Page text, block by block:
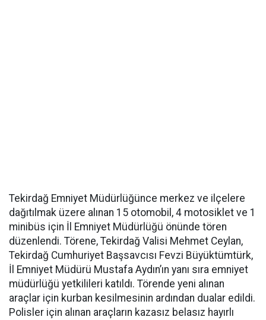
Tekirdağ Emniyet Müdürlüğünce merkez ve ilçelere
dağıtılmak üzere alınan 15 otomobil, 4 motosiklet ve 1
minibüs için İl Emniyet Müdürlüğü önünde tören
düzenlendi. Törene, Tekirdağ Valisi Mehmet Ceylan,
Tekirdağ Cumhuriyet Başsavcısı Fevzi Büyüktümtürk,
İl Emniyet Müdürü Mustafa Aydın’ın yanı sıra emniyet
müdürlüğü yetkilileri katıldı. Törende yeni alınan
araçlar için kurban kesilmesinin ardından dualar edildi.
Polisler için alınan araçların kazasız belasız hayırlı